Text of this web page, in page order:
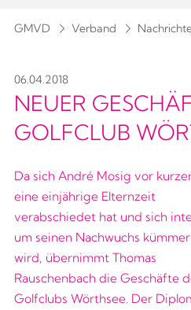
GMVD Verband
06.04.2018
NEUER
GOLFCLUB
Da sich André Mosig vor
eine einjährige Elternzeit
verabschiedet hat und sich
um seinen Nachwuchs
wird, übernimmt Thomas
Rauschenbach die Geschäfte
Golfclubs Wörthsee. Der